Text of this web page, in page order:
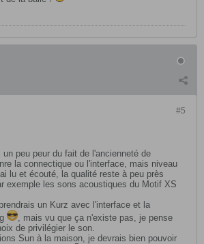
#5
peu peur du fait de l'ancienneté de
la connectique ou l'interface, mais niveau
lu et écouté, la qualité reste à peu près
exemple les sons acoustiques du Motif XS
un Kurz avec l'interface et la
, mais vu que ça n'existe pas, je pense
de privilégier le son.
Sun à la maison, je devrais bien pouvoir